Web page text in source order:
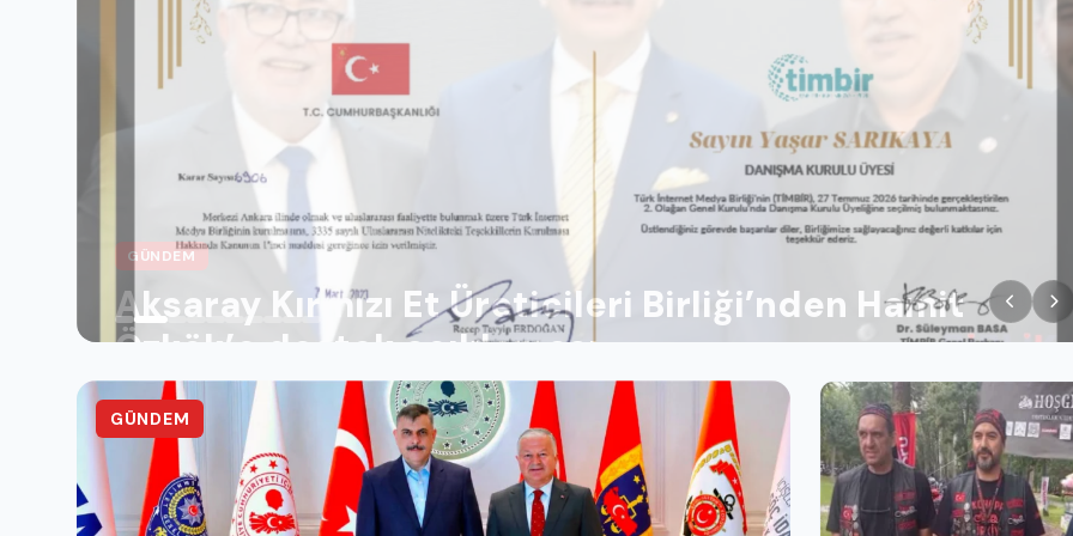
MEDYA
Yaşar Sarıkaya’nın TİMBİR’deki Yeni Görevi Resmen
Tebliğ Edildi
GÜNDEM